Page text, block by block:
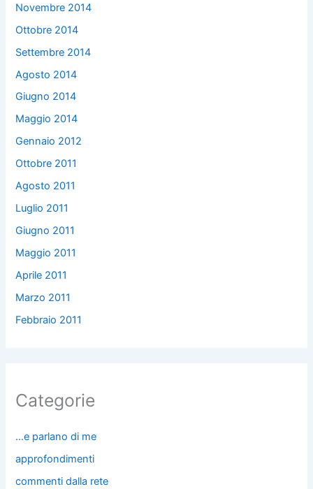
Novembre 2014
Ottobre 2014
Settembre 2014
Agosto 2014
Giugno 2014
Maggio 2014
Gennaio 2012
Ottobre 2011
Agosto 2011
Luglio 2011
Giugno 2011
Maggio 2011
Aprile 2011
Marzo 2011
Febbraio 2011
Categorie
…e parlano di me
approfondimenti
commenti dalla rete